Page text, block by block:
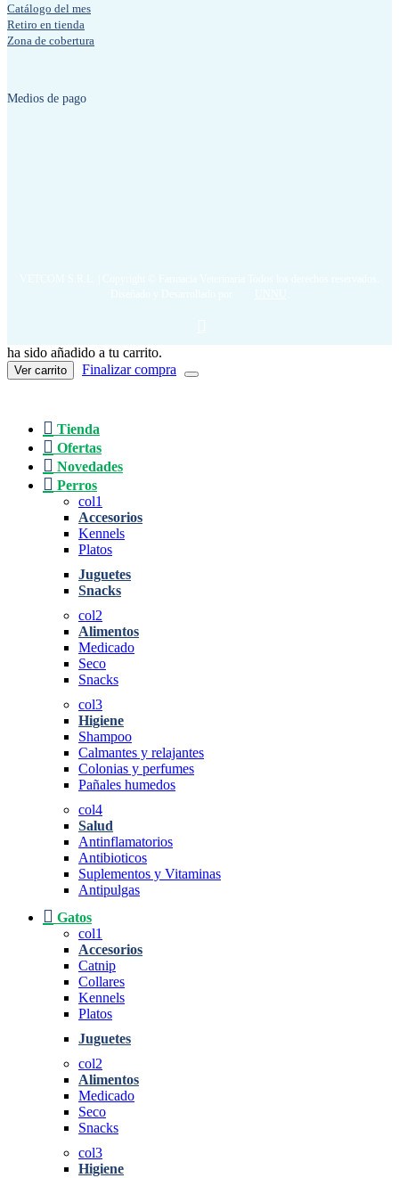
Catálogo del mes
Retiro en tienda
Zona de cobertura
Medios de pago
ha sido añadido a tu carrito.
Ver carrito Finalizar compra
Tienda
Ofertas
Novedades
Perros
col1
Accesorios
Kennels
Platos
Juguetes
Snacks
col2
Alimentos
Medicado
Seco
Snacks
col3
Higiene
Shampoo
Calmantes y relajantes
Colonias y perfumes
Pañales humedos
col4
Salud
Antinflamatorios
Antibioticos
Suplementos y Vitaminas
Antipulgas
Gatos
col1
Accesorios
Catnip
Collares
Kennels
Platos
Juguetes
col2
Alimentos
Medicado
Seco
Snacks
col3
Higiene